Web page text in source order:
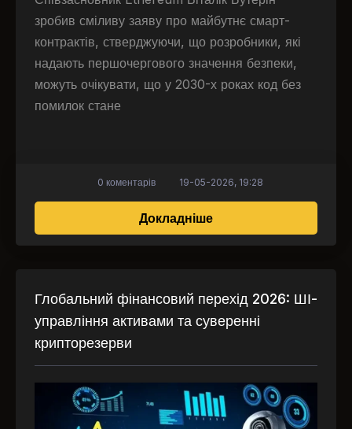
зробив сміливу заяву про майбутнє смарт-
контрактів, стверджуючи, що розробники, які
надають першочергового значення безпеки,
можуть очікувати, що у 2030-х роках код без
помилок стане
Докладнішепро Віталік Бутерін
0 коментарів 19-05-2026, 19:28
Глобальний фінансовий перехід 2026: ШІ-
управління активами та суверенні
крипторезерви